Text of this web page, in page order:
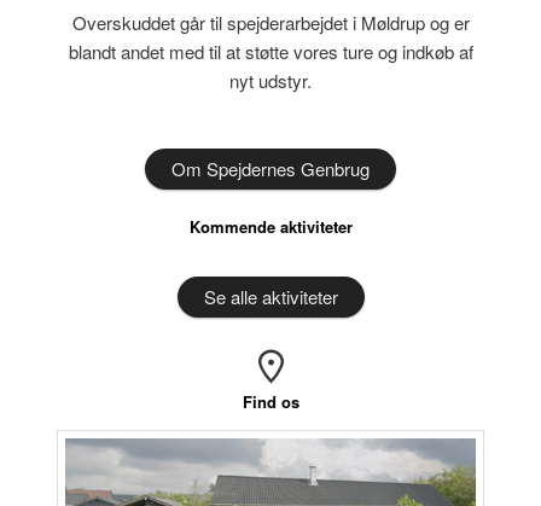
Overskuddet går til spejderarbejdet i Møldrup og er
blandt andet med til at støtte vores ture og indkøb af
nyt udstyr.
Om Spejdernes Genbrug
Kommende aktiviteter
Se alle aktiviteter
Find os